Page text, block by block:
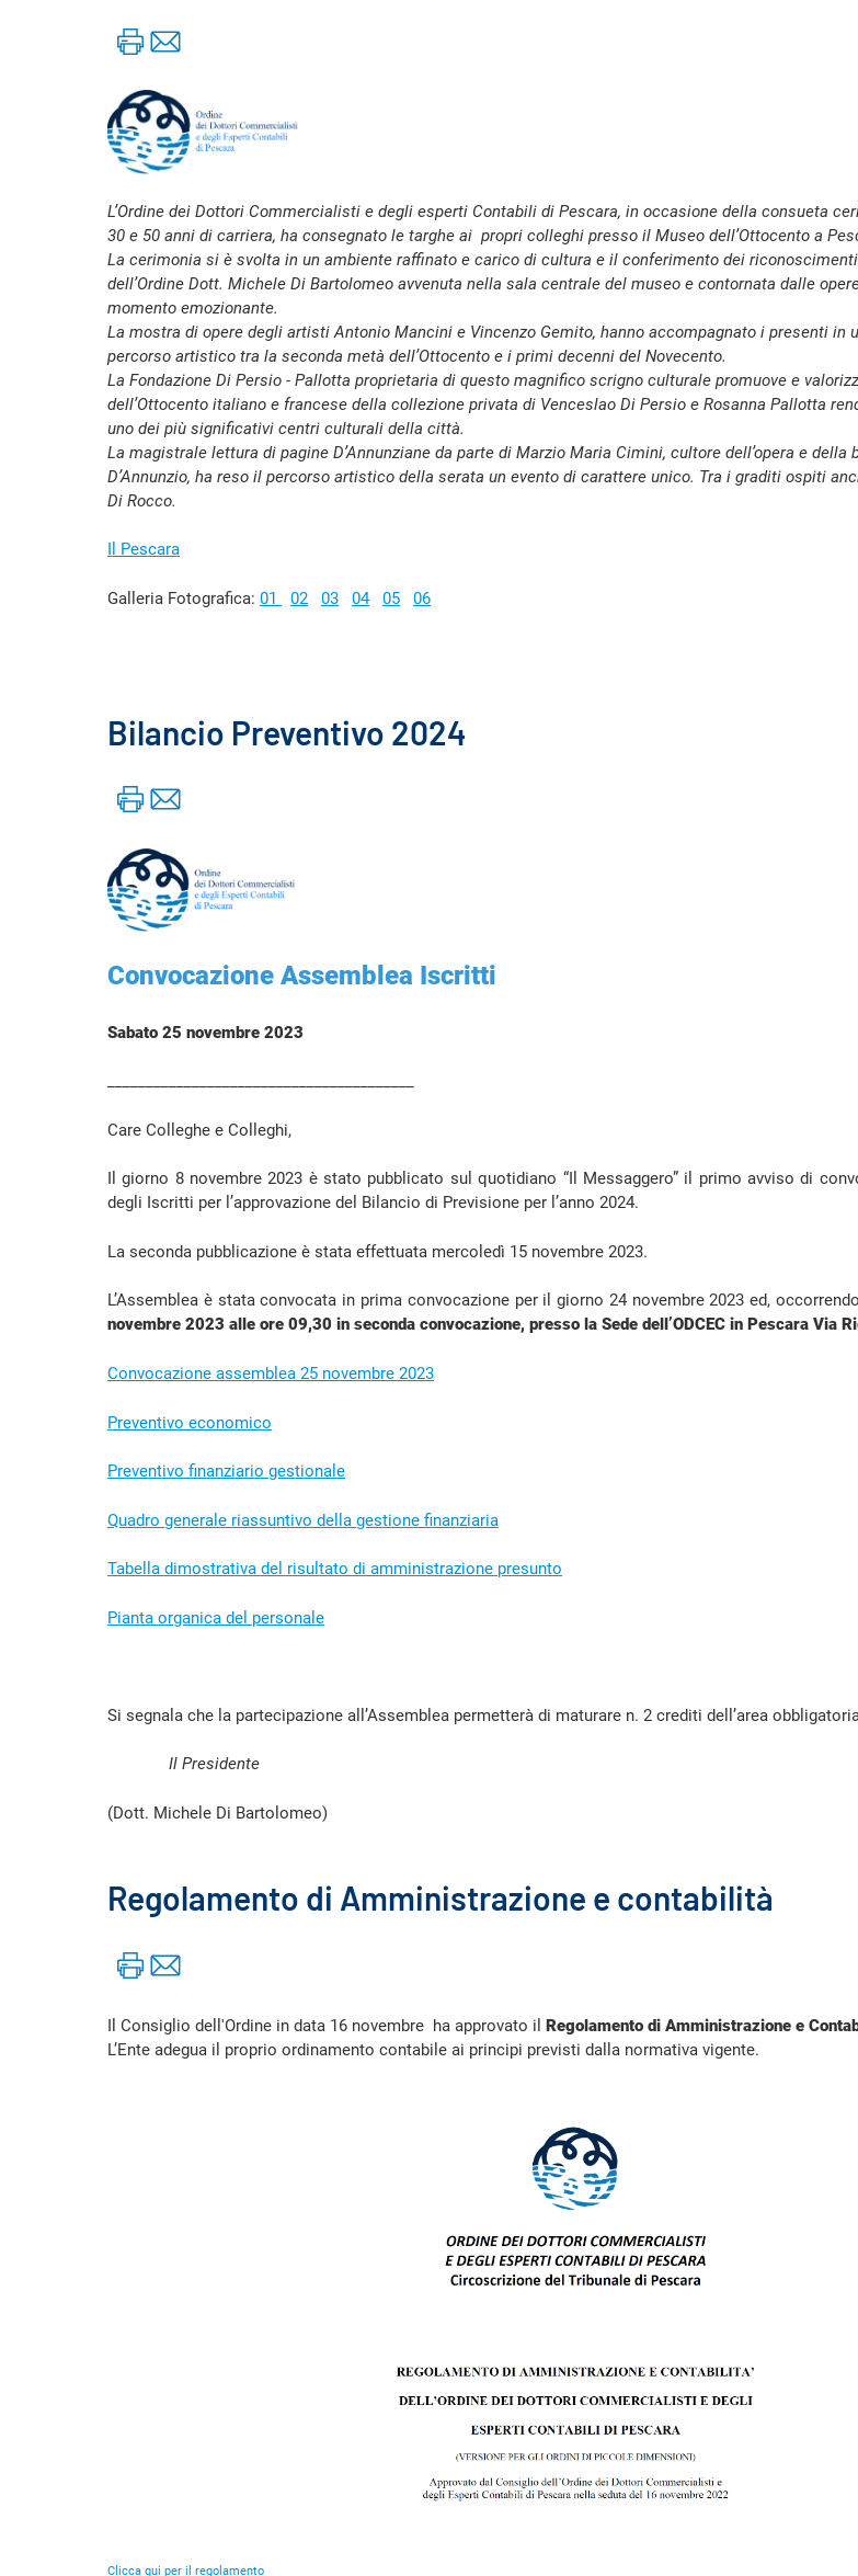
L’Ordine dei Dottori Commercialisti e degli esperti Contabili di Pescara, in occasione della consueta
30 e 50 anni di carriera, ha consegnato le targhe ai propri colleghi presso il Museo dell’Ottocento a
La cerimonia si è svolta in un ambiente raffinato e carico di cultura e il conferimento dei
dell’Ordine Dott. Michele Di Bartolomeo avvenuta nella sala centrale del museo e contornata dalle
momento emozionante.
La mostra di opere degli artisti Antonio Mancini e Vincenzo Gemito, hanno accompagnato i presenti in
percorso artistico tra la seconda metà dell’Ottocento e i primi decenni del Novecento.
La Fondazione Di Persio - Pallotta proprietaria di questo magnifico scrigno culturale promuove e
dell’Ottocento italiano e francese della collezione privata di Venceslao Di Persio e Rosanna Pallotta
uno dei più significativi centri culturali della città.
La magistrale lettura di pagine D’Annunziane da parte di Marzio Maria Cimini, cultore dell’opera e della
D’Annunzio, ha reso il percorso artistico della serata un evento di carattere unico. Tra i graditi ospiti
Di Rocco.
Il Pescara
Galleria Fotografica: 01 02 03 04 05 06
Bilancio Preventivo 2024
Convocazione Assemblea Iscritti
Sabato 25 novembre 2023
Care Colleghe e Colleghi,
Il giorno 8 novembre 2023 è stato pubblicato sul quotidiano “Il Messaggero” il primo avviso di
degli Iscritti per l’approvazione del Bilancio di Previsione per l’anno 2024.
La seconda pubblicazione è stata effettuata mercoledì 15 novembre 2023.
L’Assemblea è stata convocata in prima convocazione per il giorno 24 novembre 2023 ed,
novembre 2023 alle ore 09,30 in seconda convocazione, presso la Sede dell’ODCEC in Pescara Via
Convocazione assemblea 25 novembre 2023
Preventivo economico
Preventivo finanziario gestionale
Quadro generale riassuntivo della gestione finanziaria
Tabella dimostrativa del risultato di amministrazione presunto
Pianta organica del personale
Si segnala che la partecipazione all’Assemblea permetterà di maturare n. 2 crediti dell’area
Il Presidente
(Dott. Michele Di Bartolomeo)
Regolamento di Amministrazione e contabilità
Il Consiglio dell'Ordine in data 16 novembre ha approvato il Regolamento di Amministrazione e
L’Ente adegua il proprio ordinamento contabile ai principi previsti dalla normativa vigente.
Clicca qui per il regolamento